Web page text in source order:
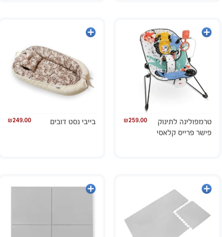
טרמפולינה לתינוק
פישר פרייס קלאסי
₪259.00
מידע
נוסף
בייבי נסט דובים ₪249.00
הוספה
לסל
הוספה
לסל
הוספה
לסל